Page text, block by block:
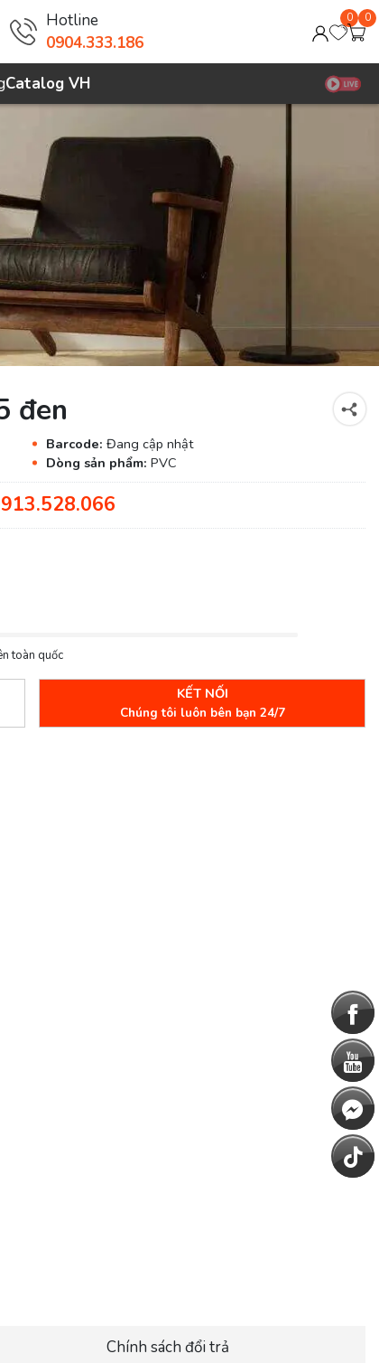
Hotline
0904.333.186
0 0
Catalog VH
đen
Barcode: Đang cập nhật
Dòng sản phẩm: PVC
toàn quốc
KẾT NỐI
Chúng tôi luôn bên bạn 24/7
Chính sách đổi trả